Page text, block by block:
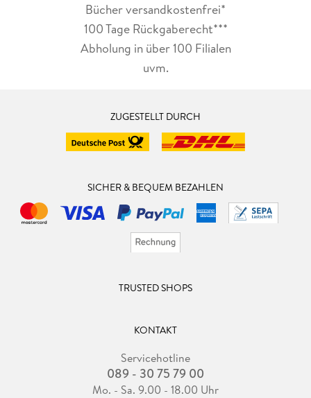
Bücher versandkostenfrei*
100 Tage Rückgaberecht***
Abholung in über 100 Filialen
uvm.
ZUGESTELLT DURCH
SICHER & BEQUEM BEZAHLEN
TRUSTED SHOPS
KONTAKT
Servicehotline
089 - 30 75 79 00
Mo. - Sa. 9.00 - 18.00 Uhr